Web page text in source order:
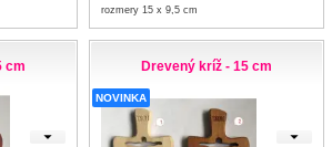
rozmery 15 x 9,5 cm
cm Drevený kríž - 15 cm
NOVINKA